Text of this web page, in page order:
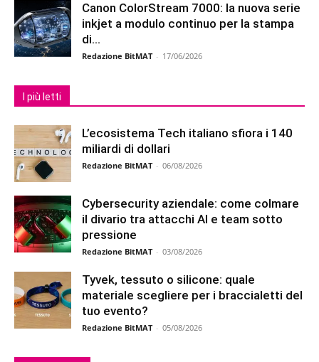
Canon ColorStream 7000: la nuova serie
inkjet a modulo continuo per la stampa
di...
Redazione BitMAT - 17/06/2026
I più letti
L’ecosistema Tech italiano sfiora i 140
miliardi di dollari
Redazione BitMAT - 06/08/2026
Cybersecurity aziendale: come colmare
il divario tra attacchi AI e team sotto
pressione
Redazione BitMAT - 03/08/2026
Tyvek, tessuto o silicone: quale
materiale scegliere per i braccialetti del
tuo evento?
Redazione BitMAT - 05/08/2026